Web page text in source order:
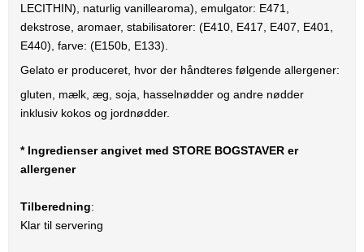
LECITHIN), naturlig vanillearoma), emulgator: E471,
dekstrose, aromaer, stabilisatorer: (E410, E417, E407, E401,
E440), farve: (E150b, E133).
Gelato er produceret, hvor der håndteres følgende allergener:
gluten, mælk, æg, soja, hasselnødder og andre nødder
inklusiv kokos og jordnødder.
* Ingredienser angivet med STORE BOGSTAVER er
allergener
Tilberedning:
Klar til servering